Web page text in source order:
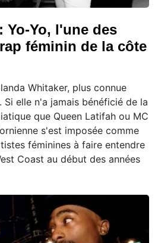
Yo-Yo, l'une des
féminin de la côte
Whitaker, plus connue
Si elle n'a jamais bénéficié de la
que Queen Latifah ou MC
s'est imposée comme
féminines à faire entendre
Coast au début des années